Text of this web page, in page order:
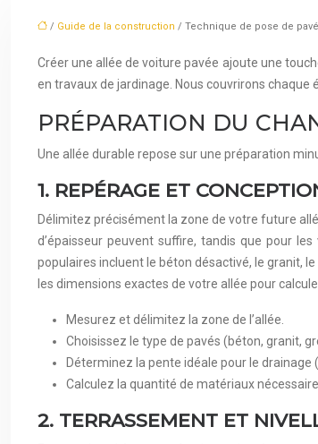
/ Guide de la construction / Technique de pose de
Créer une allée de voiture pavée ajoute une
en travaux de jardinage. Nous couvrirons chaque
PRÉPARATION DU
Une allée durable repose sur une préparation
1. REPÉRAGE ET
Délimitez précisément la zone de votre future
d’épaisseur peuvent suffire, tandis que pour
populaires incluent le béton désactivé, le granit,
les dimensions exactes de votre allée pour
Mesurez et délimitez la zone de l’allée.
Choisissez le type de pavés (béton, granit,
Déterminez la pente idéale pour le drainage
Calculez la quantité de matériaux
2. TERRASSEMENT ET